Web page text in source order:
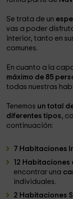
Se trata de un
vas a poder
interior, tanto en
comunes.
En cuanto a la
máximo de 85
todas nuestras
Tenemos un total
diferentes tipos,
continuación:
7 Habitaciones
12 Habitaciones
encontrar una
individuales.
2 Habitaciones